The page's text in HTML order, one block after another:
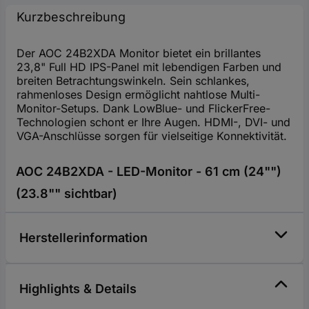
Kurzbeschreibung
Der AOC 24B2XDA Monitor bietet ein brillantes
23,8" Full HD IPS-Panel mit lebendigen Farben und
breiten Betrachtungswinkeln. Sein schlankes,
rahmenloses Design ermöglicht nahtlose Multi-
Monitor-Setups. Dank LowBlue- und FlickerFree-
Technologien schont er Ihre Augen. HDMI-, DVI- und
VGA-Anschlüsse sorgen für vielseitige Konnektivität.
AOC 24B2XDA - LED-Monitor - 61 cm (24"")
(23.8"" sichtbar)
Herstellerinformation
Highlights & Details